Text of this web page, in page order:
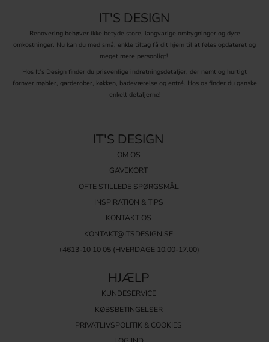
IT'S DESIGN
Renovering behøver ikke betyde store, langvarige ombygninger og dyre
omkostninger. Nu kan du med små, enkle tiltag få dit hjem til at føles opdateret og
meget mere personligt!
Hos It’s Design finder du prisvenlige indretningsdetaljer, der nemt og hurtigt
fornyer møbler, garderober, køkken, badeværelse og entré. Hos os finder du ganske
enkelt detaljerne!
IT'S DESIGN
OM OS
GAVEKORT
OFTE STILLEDE SPØRGSMÅL
INSPIRATION & TIPS
KONTAKT OS
KONTAKT@ITSDESIGN.SE
+4613-10 10 05 (HVERDAGE 10.00-17.00)
HJÆLP
KUNDESERVICE
KØBSBETINGELSER
PRIVATLIVSPOLITIK & COOKIES